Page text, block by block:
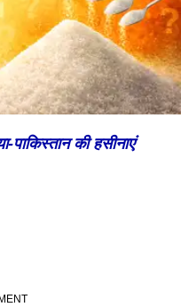
पाकिस्तान की हसीनाएं